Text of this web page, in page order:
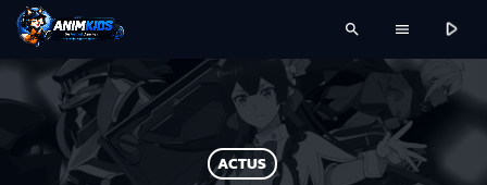
search menu play_arrow
ACTUS